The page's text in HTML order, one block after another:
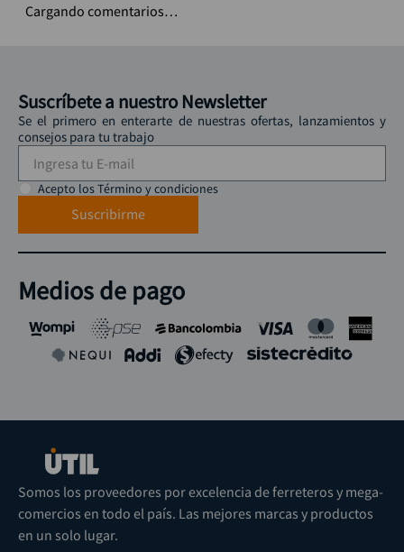
Cargando comentarios…
Suscríbete a nuestro Newsletter
Se el primero en enterarte de nuestras ofertas, lanzamientos y
consejos para tu trabajo
Acepto los Término y condiciones
Suscribirme
Medios de pago
Somos los proveedores por excelencia de ferreteros y mega-
comercios en todo el país. Las mejores marcas y productos
en un solo lugar.